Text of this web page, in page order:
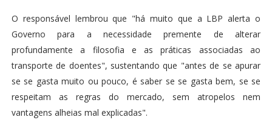
O responsável lembrou que "há muito que a LBP alerta o
Governo para a necessidade premente de alterar
profundamente a filosofia e as práticas associadas ao
transporte de doentes", sustentando que "antes de se apurar
se se gasta muito ou pouco, é saber se se gasta bem, se se
respeitam as regras do mercado, sem atropelos nem
vantagens alheias mal explicadas".